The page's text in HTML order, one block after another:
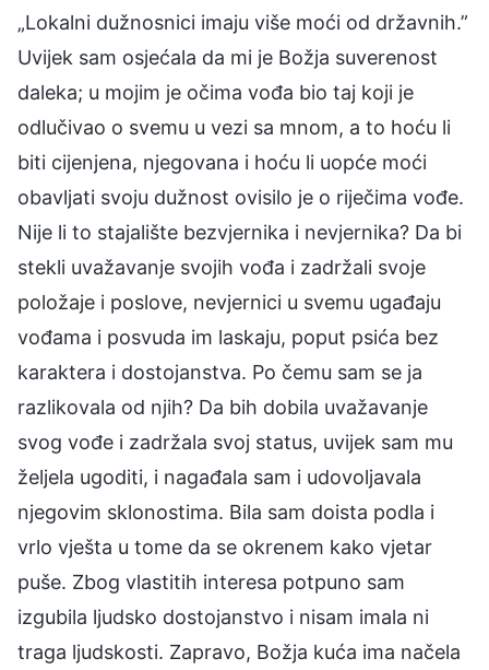
„Lokalni dužnosnici imaju više moći od državnih.”
Uvijek sam osjećala da mi je Božja suverenost
daleka; u mojim je očima vođa bio taj koji je
odlučivao o svemu u vezi sa mnom, a to hoću li
biti cijenjena, njegovana i hoću li uopće moći
obavljati svoju dužnost ovisilo je o riječima vođe.
Nije li to stajalište bezvjernika i nevjernika? Da bi
stekli uvažavanje svojih vođa i zadržali svoje
položaje i poslove, nevjernici u svemu ugađaju
vođama i posvuda im laskaju, poput psića bez
karaktera i dostojanstva. Po čemu sam se ja
razlikovala od njih? Da bih dobila uvažavanje
svog vođe i zadržala svoj status, uvijek sam mu
željela ugoditi, i nagađala sam i udovoljavala
njegovim sklonostima. Bila sam doista podla i
vrlo vješta u tome da se okrenem kako vjetar
puše. Zbog vlastitih interesa potpuno sam
izgubila ljudsko dostojanstvo i nisam imala ni
traga ljudskosti. Zapravo, Božja kuća ima načela